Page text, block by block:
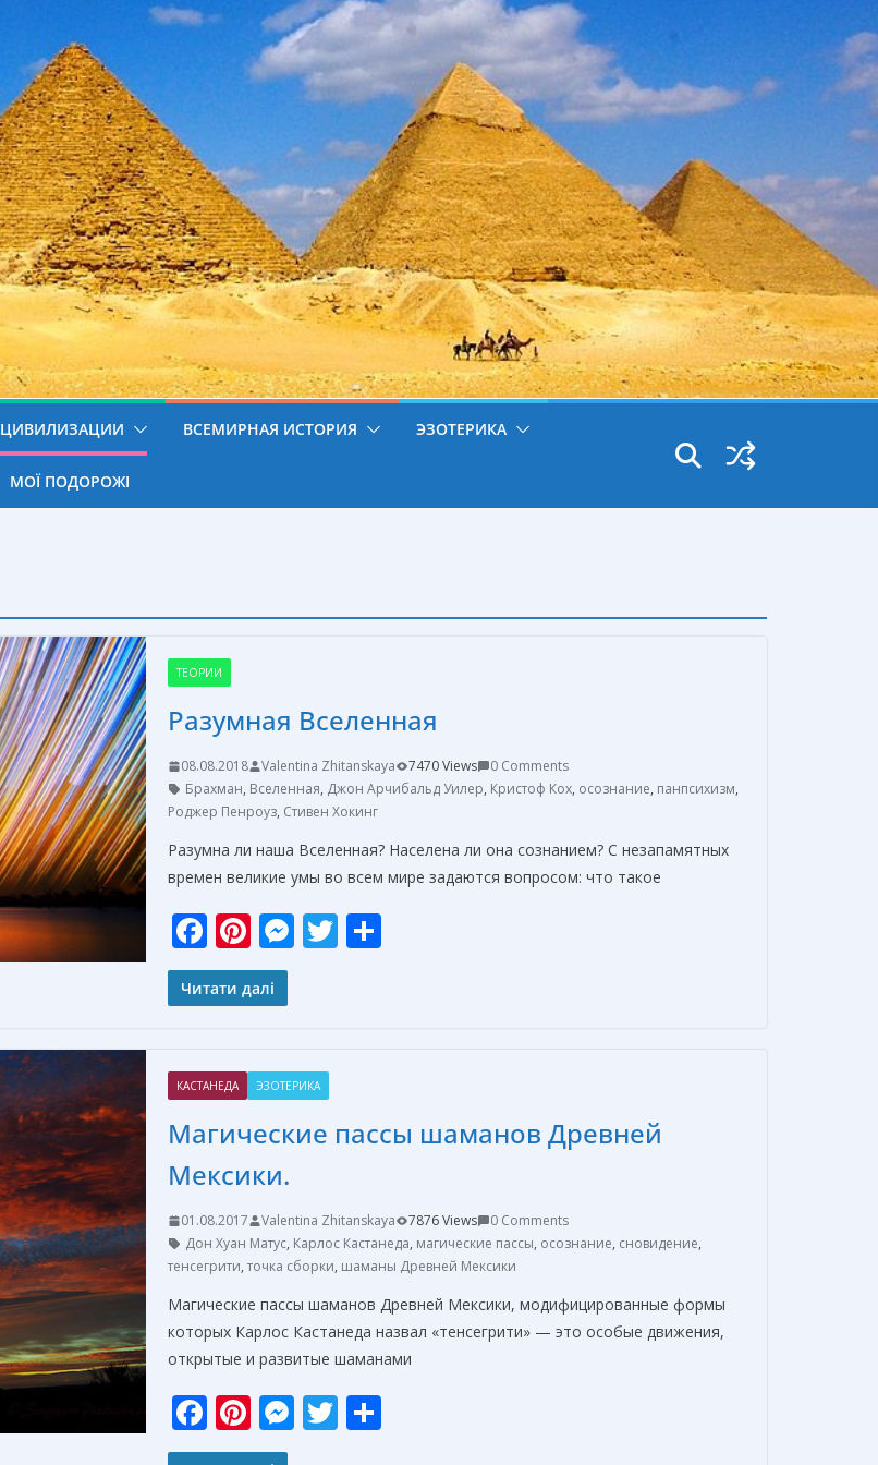
ЦИВИЛИЗАЦИИ ВСЕМИРНАЯ ИСТОРИЯ ЭЗОТЕРИКА
МОЇ ПОДОРОЖІ
ТЕОРИИ
Разумная Вселенная
08.08.2018 Valentina Zhitanskaya 7470 Views
0 Comments
Брахман, Вселенная, Джон Арчибальд Уилер, Кристоф Кох, осознание, панпсихизм,
Роджер Пенроуз, Стивен Хокинг
Разумна ли наша Вселенная? Населена ли она сознанием? C незапамятных
времен великие умы во всем мире задаются вопросом: что такое
F
ac
e
o
o
k
Pi
nt
er
st
M
n
g
er
T
и
ь
Читати далі
КАСТАНЕДА ЭЗОТЕРИКА
Магические пассы шаманов Древней
Мексики.
01.08.2017 Valentina Zhitanskaya 7876 Views
0 Comments
Дон Хуан Матус, Карлос Кастанеда, магические пассы, осознание, сновидение,
тенсегрити, точка сборки, шаманы Древней Мексики
Магические пассы шаманов Древней Мексики, модифицированные формы
которых Карлос Кастанеда назвал «тенсегрити» — это особые движения,
открытые и развитые шаманами
F
ac
Pi
nt
M T